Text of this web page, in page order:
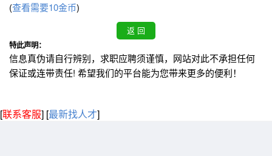
(查看需要10金币)
特此声明：
信息真伪请自行辨别，求职应聘须谨慎，网站对此不承担任何
保证或连带责任! 希望我们的平台能为您带来更多的便利！
[联系客服] [最新找人才]